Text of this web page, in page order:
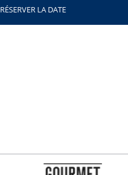
RÉSERVER LA DATE